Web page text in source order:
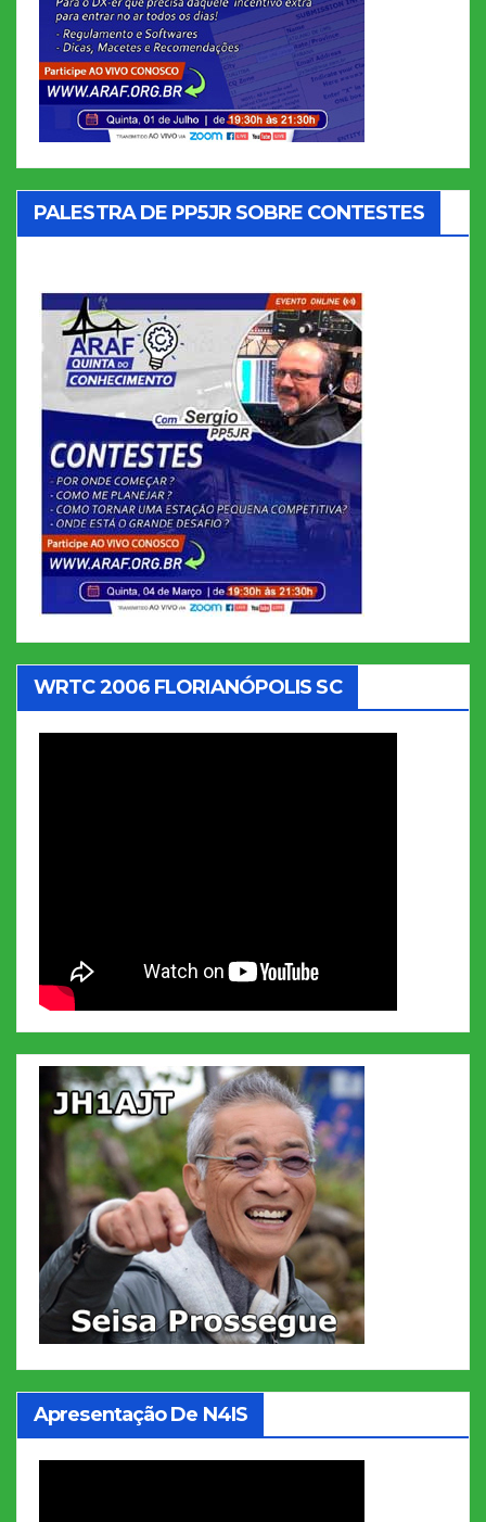
PALESTRA DE PP5JR SOBRE CONTESTES
WRTC 2006 FLORIANÓPOLIS SC
Apresentação De N4IS